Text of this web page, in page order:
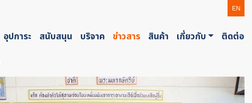
EN
อุปการะ สนับสนุน บริจาค ข่าวสาร สินค้า เกี่ยวกับ ติดต่อ